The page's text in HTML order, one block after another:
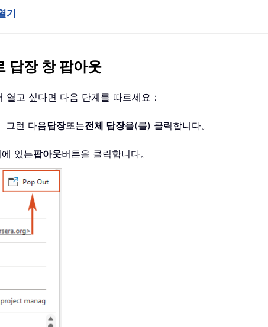
기
답장 창 팝아웃
고 싶다면 다음 단계를 따르세요：
그런 다음답장또는전체 답장을(를) 클릭합니다。
있는팝아웃버튼을 클릭합니다。